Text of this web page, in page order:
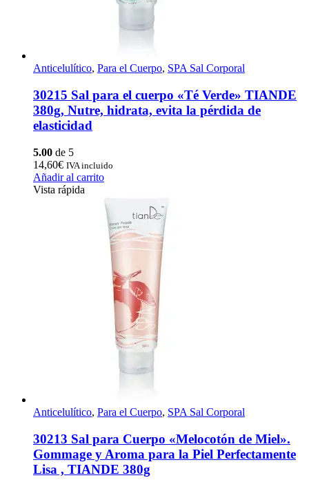
Anticelulítico, Para el Cuerpo, SPA Sal Corporal
30215 Sal para el cuerpo «Té Verde» TIANDE
380g, Nutre, hidrata, evita la pérdida de
elasticidad
5.00 de 5
14,60€ IVA incluido
Añadir al carrito
Vista rápida
Anticelulítico, Para el Cuerpo, SPA Sal Corporal
30213 Sal para Cuerpo «Melocotón de Miel».
Gommage y Aroma para la Piel Perfectamente
Lisa , TIANDE 380g